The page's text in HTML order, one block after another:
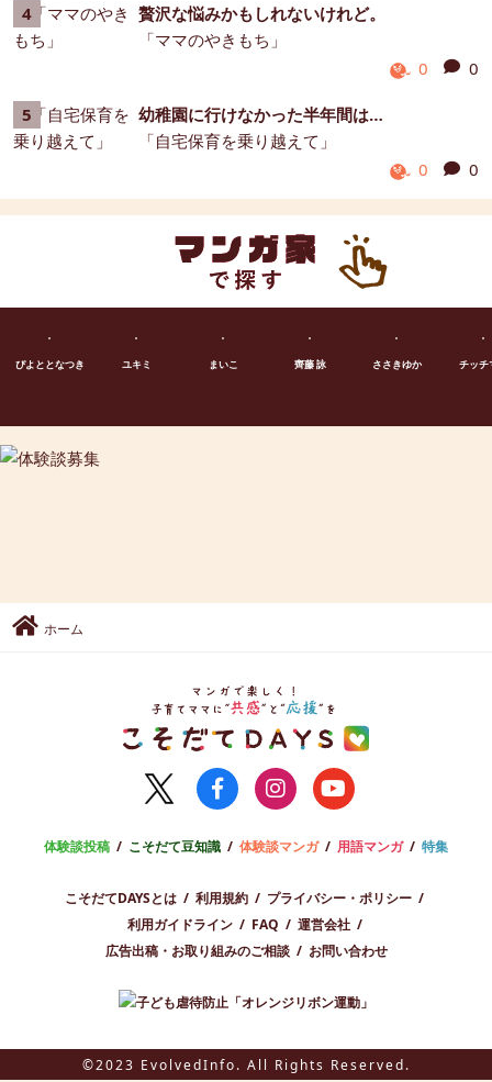
贅沢な悩みかもしれないけれど。
「ママのやきもち」
0
0
幼稚園に行けなかった半年間は…
「自宅保育を乗り越えて」
0
0
ぴよととなつき ユキミ まいこ 齊藤 詠 ささきゆか チッチ
ホーム
体験談投稿 こそだて豆知識 体験談マンガ 用語マンガ 特集
こそだてDAYSとは 利用規約
プライバシー・ポリシー
利用ガイドライン
FAQ
運営会社
広告出稿・お取り組みのご相談
お問い合わせ
©2023 EvolvedInfo. All Rights Reserved.